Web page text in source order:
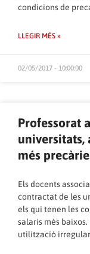
condicions de
LLEGIR MÉS »
02/05/2017 - 10:00:00
Professorat
universitats,
més
Els docents
contractat de les
els qui tenen les
salaris més
utilització irregular